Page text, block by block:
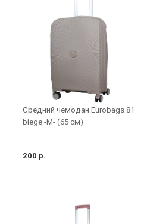
Средний чемодан Eurobags 81
biege -M- (65 см)
200 р.